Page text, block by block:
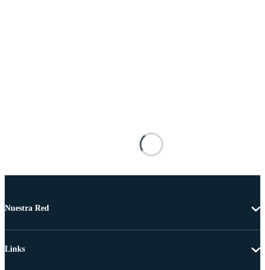
Nuestra Red
Links